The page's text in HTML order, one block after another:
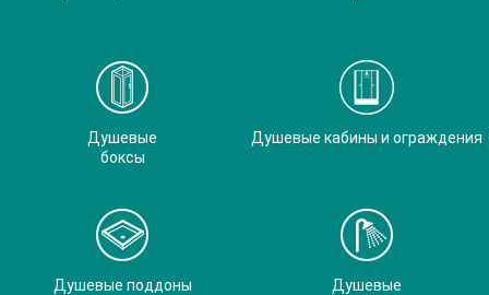
Душевые
боксы
Душевые кабины и ограждения
Душевые поддоны
Душевые